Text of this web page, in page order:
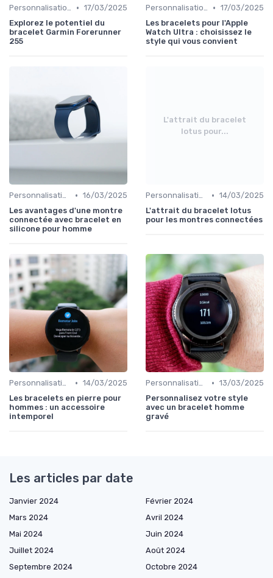
Personnalisation avec des Bracelets • 17/03/2025
Explorez le potentiel du
bracelet Garmin Forerunner
255
Personnalisation avec des Bracelets • 17/03/2025
Les bracelets pour l'Apple
Watch Ultra : choisissez le
style qui vous convient
Personnalisation avec des Bracelets • 16/03/2025
Les avantages d'une montre
connectée avec bracelet en
silicone pour homme
L'attrait du bracelet
lotus pour...
Personnalisation avec des Bracelets • 14/03/2025
L'attrait du bracelet lotus
pour les montres connectées
Personnalisation avec des Bracelets • 14/03/2025
Les bracelets en pierre pour
hommes : un accessoire
intemporel
Personnalisation avec des Bracelets • 13/03/2025
Personnalisez votre style
avec un bracelet homme
gravé
Les articles par date
Janvier 2024
Février 2024
Mars 2024
Avril 2024
Mai 2024
Juin 2024
Juillet 2024
Août 2024
Septembre 2024
Octobre 2024